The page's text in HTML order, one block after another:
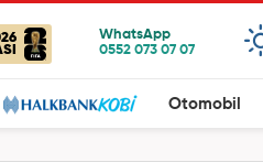
Otomobil